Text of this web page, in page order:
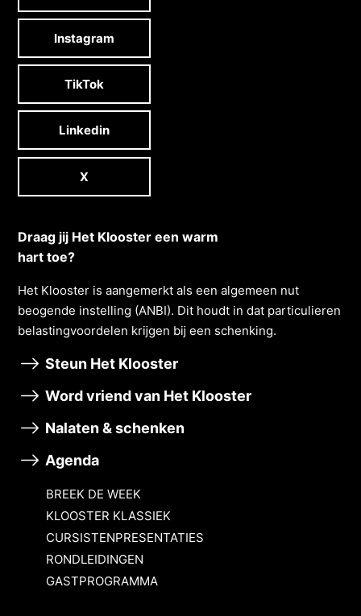
Instagram
TikTok
Linkedin
X
Draag jij Het Klooster een warm
hart toe?
Het Klooster is aangemerkt als een algemeen nut
beogende instelling (ANBI). Dit houdt in dat particulieren
belastingvoordelen krĳgen bĳ een schenking.
Steun Het Klooster
Word vriend van Het Klooster
Nalaten & schenken
Agenda
BREEK DE WEEK
KLOOSTER KLASSIEK
CURSISTENPRESENTATIES
RONDLEIDINGEN
GASTPROGRAMMA